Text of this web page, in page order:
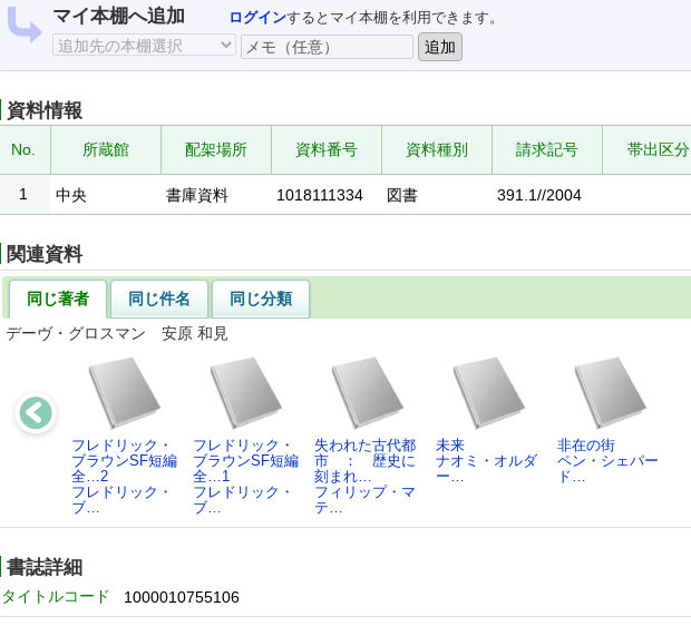
マイ本棚へ追加 ログインするとマイ本棚を利用できます。
資料情報
No. 所蔵館 配架場所 資料番号 資料種別 請求記号 帯出区分
1
中央 書庫資料 1018111334 図書 391.1//2004
関連資料
同じ著者 同じ件名
同じ分類
デーヴ・グロスマン 安原 和見
フレドリック・
ブラウンSF短編
全…2
フレドリック・
ブ…
フレドリック・
ブラウンSF短編
全…1
フレドリック・
ブ…
失われた古代都
市 ： 歴史に
刻まれ…
フィリップ・マ
テ…
未来
ナオミ・オルダ
ー…
非在の街
ペン・シェパー
ド…
書誌詳細
タイトルコード 1000010755106